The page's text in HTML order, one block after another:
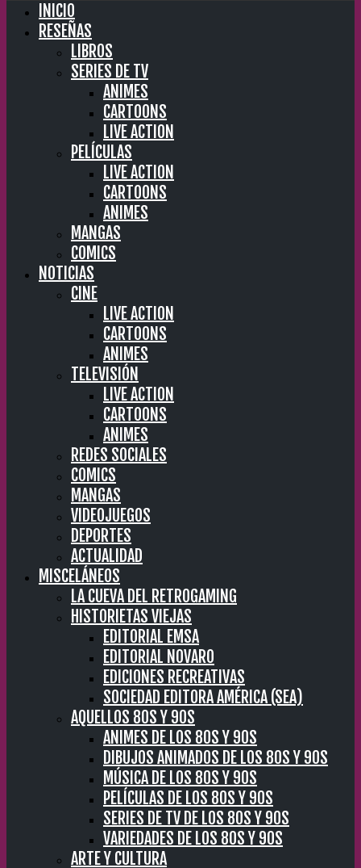
INICIO
RESEÑAS
LIBROS
SERIES DE TV
ANIMES
CARTOONS
LIVE ACTION
PELÍCULAS
LIVE ACTION
CARTOONS
ANIMES
MANGAS
COMICS
NOTICIAS
CINE
LIVE ACTION
CARTOONS
ANIMES
TELEVISIÓN
LIVE ACTION
CARTOONS
ANIMES
REDES SOCIALES
COMICS
MANGAS
VIDEOJUEGOS
DEPORTES
ACTUALIDAD
MISCELÁNEOS
LA CUEVA DEL RETROGAMING
HISTORIETAS VIEJAS
EDITORIAL EMSA
EDITORIAL NOVARO
EDICIONES RECREATIVAS
SOCIEDAD EDITORA AMÉRICA (SEA)
AQUELLOS 80S Y 90S
ANIMES DE LOS 80S Y 90S
DIBUJOS ANIMADOS DE LOS 80S Y 90S
MÚSICA DE LOS 80S Y 90S
PELÍCULAS DE LOS 80S Y 90S
SERIES DE TV DE LOS 80S Y 90S
VARIEDADES DE LOS 80S Y 90S
ARTE Y CULTURA